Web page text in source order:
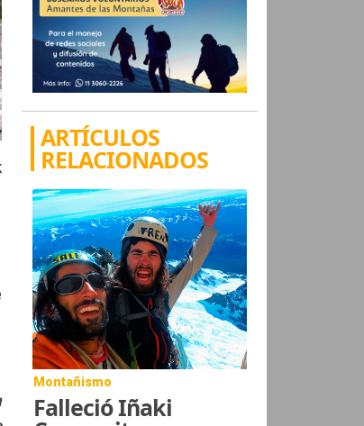
ARTÍCULOS
RELACIONADOS
Montañismo
Falleció Iñaki